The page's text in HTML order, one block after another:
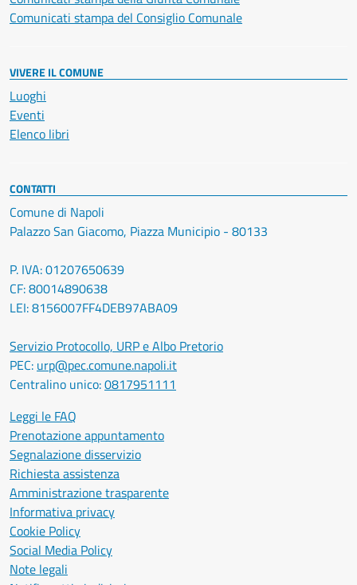
Comunicati stampa del Consiglio Comunale
VIVERE IL COMUNE
Luoghi
Eventi
Elenco libri
CONTATTI
Comune di Napoli
Palazzo San Giacomo, Piazza Municipio - 80133
P. IVA: 01207650639
CF: 80014890638
LEI: 8156007FF4DEB97ABA09
Servizio Protocollo, URP e Albo Pretorio
PEC: urp@pec.comune.napoli.it
Centralino unico:0817951111
Leggi le FAQ
Prenotazione appuntamento
Segnalazione disservizio
Richiesta assistenza
Amministrazione trasparente
Informativa privacy
Cookie Policy
Social Media Policy
Note legali